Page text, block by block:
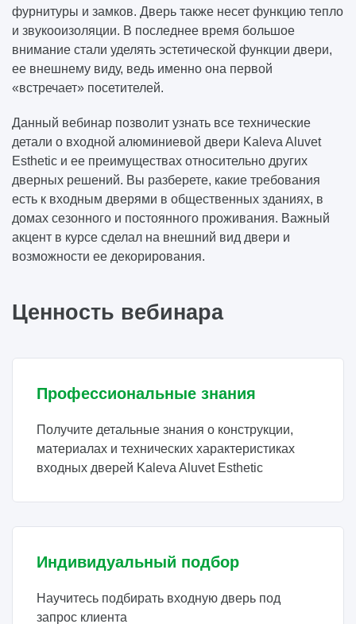
фурнитуры и замков. Дверь также несет функцию тепло
и звукооизоляции. В последнее время большое
внимание стали уделять эстетической функции двери,
ее внешнему виду, ведь именно она первой
«встречает» посетителей.
Данный вебинар позволит узнать все технические
детали о входной алюминиевой двери Kaleva Aluvet
Esthetic и ее преимуществах относительно других
дверных решений. Вы разберете, какие требования
есть к входным дверями в общественных зданиях, в
домах сезонного и постоянного проживания. Важный
акцент в курсе сделал на внешний вид двери и
возможности ее декорирования.
Ценность вебинара
Профессиональные знания
Получите детальные знания о конструкции,
материалах и технических характеристиках
входных дверей Kaleva Aluvet Esthetic
Индивидуальный подбор
Научитесь подбирать входную дверь под
запрос клиента